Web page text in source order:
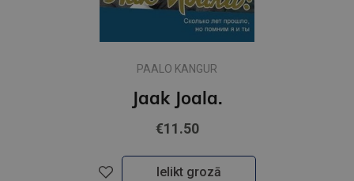
PAALO KANGUR
Jaak Joala.
€11.50
Ielikt grozā